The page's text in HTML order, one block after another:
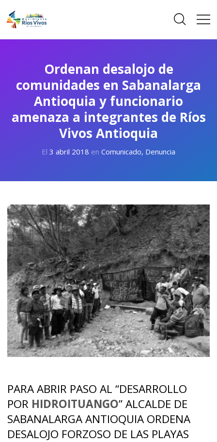
Ordenan desalojo de
comunidades en Sabanalarga
Antioquia y funcionario
amenaza a integrantes de Ríos
Vivos Antioquia
El 3 abril 2018 en Comunicado, Denuncia
PARA ABRIR PASO AL “DESARROLLO
POR HIDROITUANGO” ALCALDE DE
SABANALARGA ANTIOQUIA ORDENA
DESALOJO FORZOSO DE LAS PLAYAS